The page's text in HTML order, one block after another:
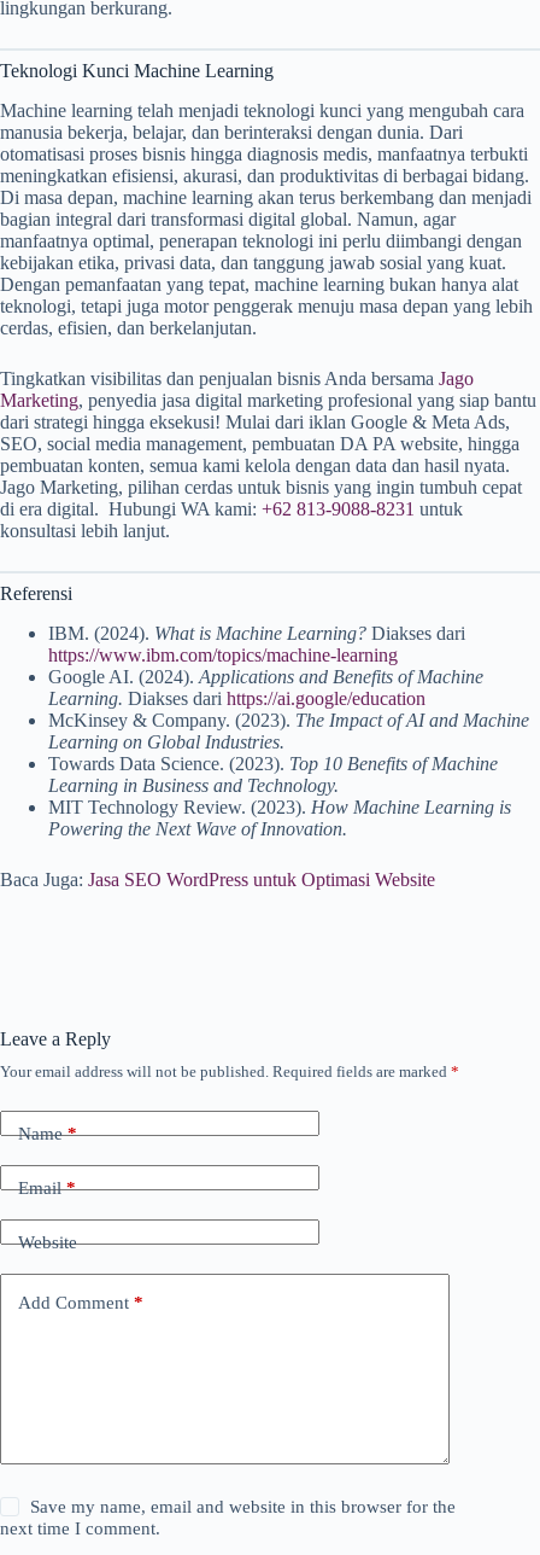
lingkungan berkurang.
Teknologi Kunci Machine Learning
Machine learning telah menjadi teknologi kunci yang mengubah cara
manusia bekerja, belajar, dan berinteraksi dengan dunia. Dari
otomatisasi proses bisnis hingga diagnosis medis, manfaatnya terbukti
meningkatkan efisiensi, akurasi, dan produktivitas di berbagai bidang.
Di masa depan, machine learning akan terus berkembang dan menjadi
bagian integral dari transformasi digital global. Namun, agar
manfaatnya optimal, penerapan teknologi ini perlu diimbangi dengan
kebijakan etika, privasi data, dan tanggung jawab sosial yang kuat.
Dengan pemanfaatan yang tepat, machine learning bukan hanya alat
teknologi, tetapi juga motor penggerak menuju masa depan yang lebih
cerdas, efisien, dan berkelanjutan.
Tingkatkan visibilitas dan penjualan bisnis Anda bersama Jago
Marketing, penyedia jasa digital marketing profesional yang siap bantu
dari strategi hingga eksekusi! Mulai dari iklan Google & Meta Ads,
SEO, social media management, pembuatan DA PA website, hingga
pembuatan konten, semua kami kelola dengan data dan hasil nyata.
Jago Marketing, pilihan cerdas untuk bisnis yang ingin tumbuh cepat
di era digital. Hubungi WA kami: +62 813-9088-8231 untuk
konsultasi lebih lanjut.
Referensi
IBM. (2024). What is Machine Learning? Diakses dari
https://www.ibm.com/topics/machine-learning
Google AI. (2024). Applications and Benefits of Machine
Learning. Diakses dari https://ai.google/education
McKinsey & Company. (2023). The Impact of AI and Machine
Learning on Global Industries.
Towards Data Science. (2023). Top 10 Benefits of Machine
Learning in Business and Technology.
MIT Technology Review. (2023). How Machine Learning is
Powering the Next Wave of Innovation.
Baca Juga: Jasa SEO WordPress untuk Optimasi Website
Leave a Reply
Your email address will not be published. Required fields are marked *
Name*
Email*
Website
Add Comment *
Save my name, email and website in this browser for the
next time I comment.